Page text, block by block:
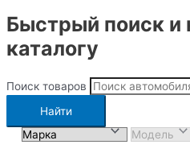
Быстрый поиск и
каталогу
Поиск товаров
Найти